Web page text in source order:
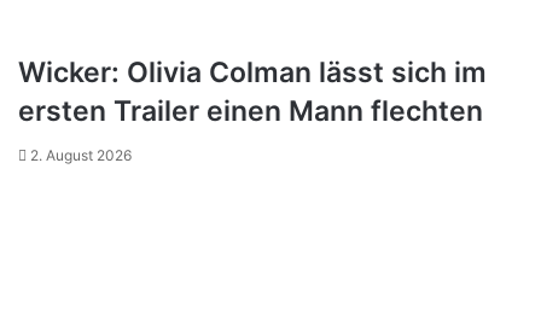
Wicker: Olivia Colman lässt sich im
ersten Trailer einen Mann flechten
2. August 2026